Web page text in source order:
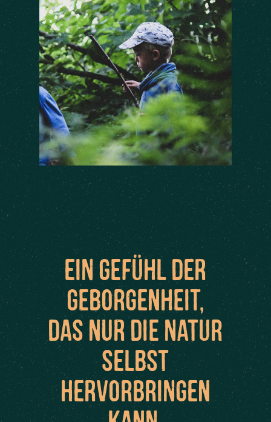
Ein Gefühl der
Geborgenheit,
das nur die Natur
selbst
hervorbringen